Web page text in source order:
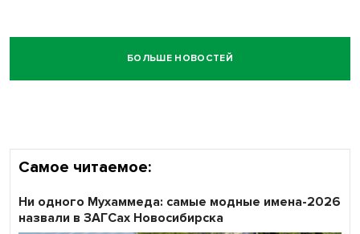
БОЛЬШЕ НОВОСТЕЙ
Самое читаемое:
Ни одного Мухаммеда: самые модные имена-2026
назвали в ЗАГСах Новосибирска